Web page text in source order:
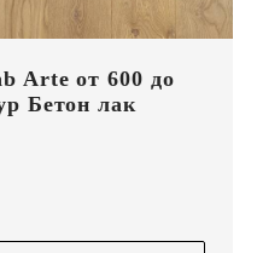
Arte от 600 до
Бетон лак